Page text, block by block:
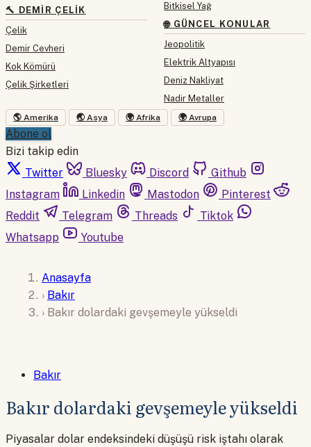
🔨 DEMIR ÇELIK
Çelik
Demir Cevheri
Kok Kömürü
Çelik Şirketleri
Bitkisel Yağ
🌐 GÜNCEL KONULAR
Jeopolitik
Elektrik Altyapısı
Deniz Nakliyat
Nadir Metaller
🌎 Amerika 🌏 Asya 🌍 Afrika 🌍 Avrupa
Abone ol
Bizi takip edin
Twitter
Bluesky Discord
Github
Instagram
Linkedin Mastodon
Pinterest
Reddit
Telegram Threads
Tiktok
Whatsapp
Youtube
Anasayfa
› Bakır
› Bakır dolardaki gevşemeyle yükseldi
Bakır
Bakır dolardaki gevşemeyle yükseldi
Piyasalar dolar endeksindeki düşüşü risk iştahı olarak